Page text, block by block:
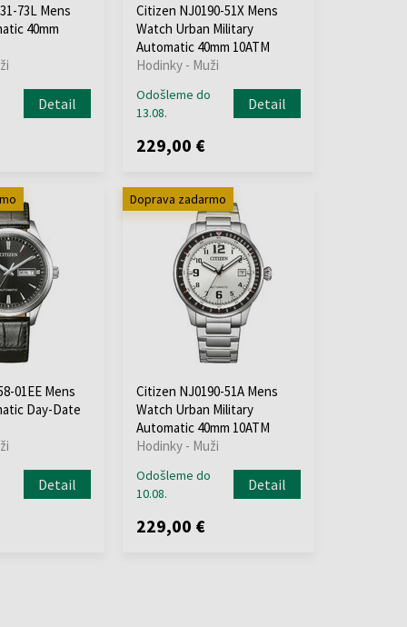
73L Mens
40mm
Detail
Citizen NJ0190-51X Mens
Watch Urban Military
Automatic 40mm 10ATM
Hodinky - Muži
Odošleme do
13.08.
Detail
229,00 €
01EE Mens
Day-Date
Detail
Doprava zadarmo
Citizen NJ0190-51A Mens
Watch Urban Military
Automatic 40mm 10ATM
Hodinky - Muži
Odošleme do
10.08.
Detail
229,00 €